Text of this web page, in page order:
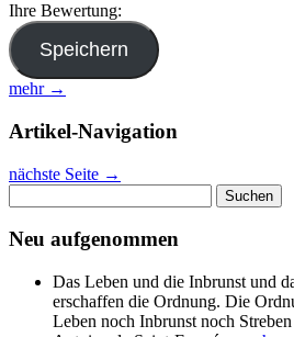
Ihre Bewertung:
mehr →
Artikel-Navigation
nächste Seite →
nach:
Neu aufgenommen
Das Leben und die Inbrunst und
erschaffen die Ordnung. Die
Leben noch Inbrunst noch